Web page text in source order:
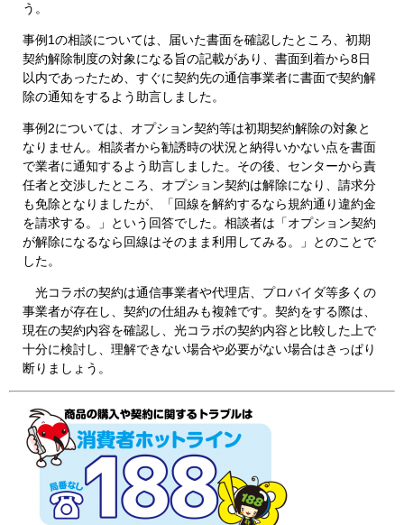
う。
事例1の相談については、届いた書面を確認したところ、初期
契約解除制度の対象になる旨の記載があり、書面到着から8日
以内であったため、すぐに契約先の通信事業者に書面で契約解
除の通知をするよう助言しました。
事例2については、オプション契約等は初期契約解除の対象と
なりません。相談者から勧誘時の状況と納得いかない点を書面
で業者に通知するよう助言しました。その後、センターから責
任者と交渉したところ、オプション契約は解除になり、請求分
も免除となりましたが、「回線を解約するなら規約通り違約金
を請求する。」という回答でした。相談者は「オプション契約
が解除になるなら回線はそのまま利用してみる。」とのことで
した。
光コラボの契約は通信事業者や代理店、プロバイダ等多くの
事業者が存在し、契約の仕組みも複雑です。契約をする際は、
現在の契約内容を確認し、光コラボの契約内容と比較した上で
十分に検討し、理解できない場合や必要がない場合はきっぱり
断りましょう。